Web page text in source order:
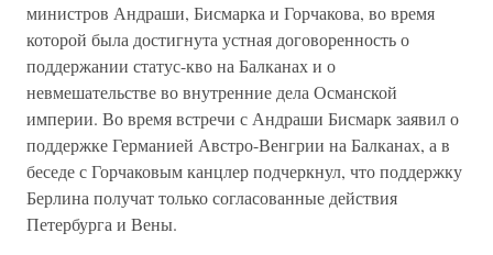
министров Андраши, Бисмарка и Горчакова, во время
которой была достигнута устная договоренность о
поддержании статус-кво на Балканах и о
невмешательстве во внутренние дела Османской
империи. Во время встречи с Андраши Бисмарк заявил о
поддержке Германией Австро-Венгрии на Балканах, а в
беседе с Горчаковым канцлер подчеркнул, что поддержку
Берлина получат только согласованные действия
Петербурга и Вены.